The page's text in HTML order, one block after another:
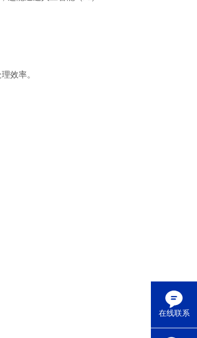
在线联系
效率。